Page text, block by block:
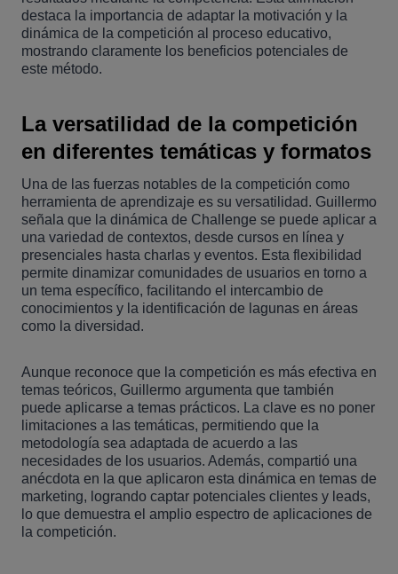
destaca la importancia de adaptar la motivación y la
dinámica de la competición al proceso educativo,
mostrando claramente los beneficios potenciales de
este método.
La versatilidad de la competición
en diferentes temáticas y formatos
Una de las fuerzas notables de la competición como
herramienta de aprendizaje es su versatilidad. Guillermo
señala que la dinámica de Challenge se puede aplicar a
una variedad de contextos, desde cursos en línea y
presenciales hasta charlas y eventos. Esta flexibilidad
permite dinamizar comunidades de usuarios en torno a
un tema específico, facilitando el intercambio de
conocimientos y la identificación de lagunas en áreas
como la diversidad.
Aunque reconoce que la competición es más efectiva en
temas teóricos, Guillermo argumenta que también
puede aplicarse a temas prácticos. La clave es no poner
limitaciones a las temáticas, permitiendo que la
metodología sea adaptada de acuerdo a las
necesidades de los usuarios. Además, compartió una
anécdota en la que aplicaron esta dinámica en temas de
marketing, logrando captar potenciales clientes y leads,
lo que demuestra el amplio espectro de aplicaciones de
la competición.